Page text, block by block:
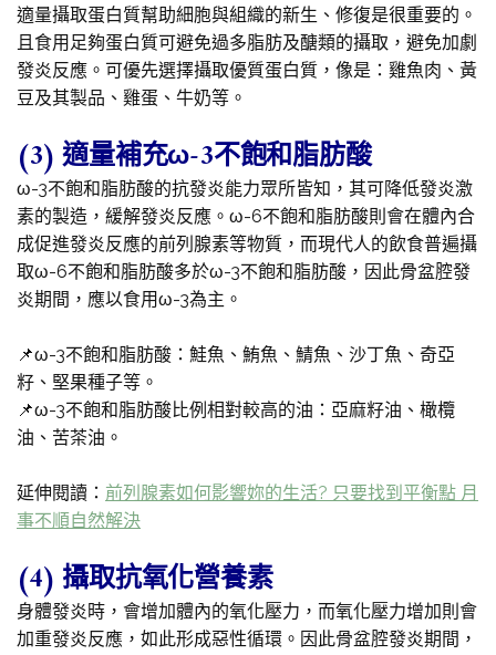
適量攝取蛋白質幫助細胞與組織的新生、修復是很重要的。
且食用足夠蛋白質可避免過多脂肪及醣類的攝取，避免加劇
發炎反應。可優先選擇攝取優質蛋白質，像是：雞魚肉、黃
豆及其製品、雞蛋、牛奶等。
(3) 適量補充ω-3不飽和脂肪酸
ω-3不飽和脂肪酸的抗發炎能力眾所皆知，其可降低發炎激
素的製造，緩解發炎反應。ω-6不飽和脂肪酸則會在體內合
成促進發炎反應的前列腺素等物質，而現代人的飲食普遍攝
取ω-6不飽和脂肪酸多於ω-3不飽和脂肪酸，因此骨盆腔發
炎期間，應以食用ω-3為主。
📌ω-3不飽和脂肪酸：鮭魚、鮪魚、鯖魚、沙丁魚、奇亞
籽、堅果種子等。
📌ω-3不飽和脂肪酸比例相對較高的油：亞麻籽油、橄欖
油、苦茶油。
延伸閱讀： 前列腺素如何影響妳的生活? 只要找到平衡點 月
事不順自然解決
(4) 攝取抗氧化營養素
身體發炎時，會增加體內的氧化壓力，而氧化壓力增加則會
加重發炎反應，如此形成惡性循環。因此骨盆腔發炎期間，